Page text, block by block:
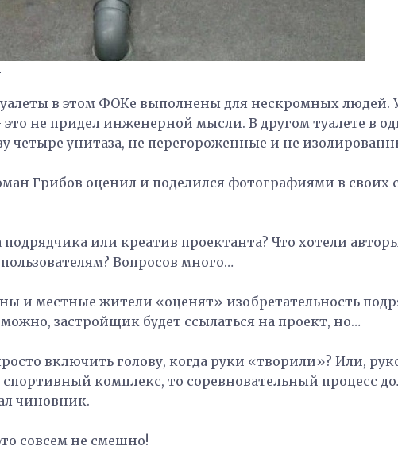
в этом ФОКе выполнены для нескромных людей.
это не придел инженерной мысли. В другом туалете в
четыре унитаза, не перегороженные и не
Грибов оценил и поделился фотографиями в своих
или креатив проектанта? Что хотели
Вопросов много…
и местные жители «оценят» изобретательность
застройщик будет ссылаться на проект, но…
включить голову, когда руки «творили»? Или,
комплекс, то соревновательный процесс
чиновник.
совсем не смешно!